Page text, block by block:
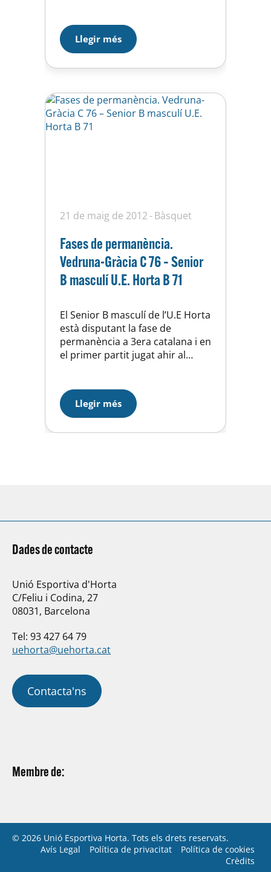
de màxima rivalitat, en el que
tots es juguen molt, els nostres
busquen afianzarse a la zona…
Llegir més
21 de maig de 2012 Bàsquet
Fases de permanència.
Vedruna-Gràcia C 76 – Senior
B masculí U.E. Horta B 71
El Senior B masculí de l’U.E Horta
està disputant la fase de
permanència a 3era catalana i en
el primer partit jugat ahir al
un marcador molt ajustat.
Esperem el segon partit……
Llegir més
Dades de contacte
Unió Esportiva d'Horta
C/Feliu i Codina, 27
08031, Barcelona
Tel: 93 427 64 79
uehorta@uehorta.cat
Contacta'ns
Membre de:
© 2026 Unió Esportiva Horta. Tots els drets reservats.
Avís Legal
Política de privacitat
Política de cookies
Crèdits